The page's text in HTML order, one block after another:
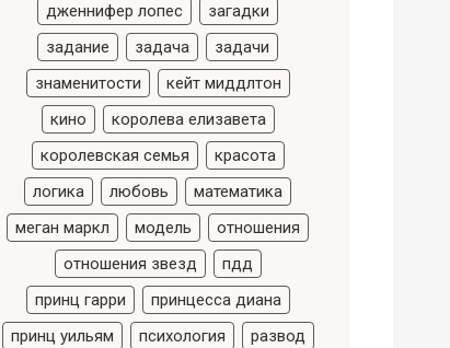
дженнифер лопес
загадки
задание
задача
задачи
знаменитости
кейт миддлтон
кино
королева елизавета
королевская семья
красота
логика
любовь
математика
меган маркл
модель
отношения
отношения звезд
пдд
принц гарри
принцесса диана
принц уильям
психология
развод